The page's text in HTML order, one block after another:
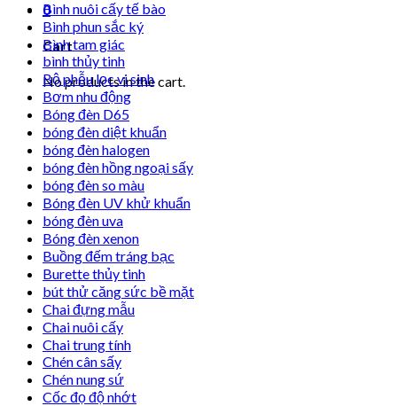
0
Cart
No products in the cart.
Bình nuôi cấy tế bào
Bình phun sắc ký
Bình tam giác
bình thủy tinh
Bộ phễu lọc vi sinh
Bơm nhu động
Bóng đèn D65
bóng đèn diệt khuẩn
bóng đèn halogen
bóng đèn hồng ngoại sấy
bóng đèn so màu
Bóng đèn UV khử khuẩn
bóng đèn uva
Bóng đèn xenon
Buồng đếm tráng bạc
Burette thủy tinh
bút thử căng sức bề mặt
Chai đựng mẫu
Chai nuôi cấy
Chai trung tính
Chén cân sấy
Chén nung sứ
Cốc đọ độ nhớt